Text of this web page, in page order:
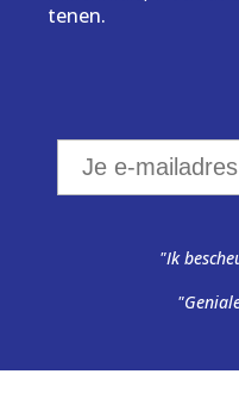
tenen.
"Ik